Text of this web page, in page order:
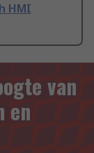
HMI
van
en